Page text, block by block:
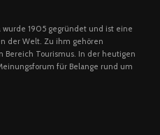
1905 gegründet und ist eine
der Welt. Zu ihm gehören
Tourismus. In der heutigen
für Belange rund um